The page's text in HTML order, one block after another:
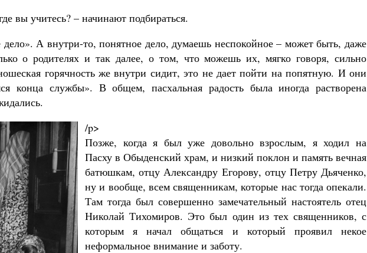
вы учитесь? – начинают подбираться.
А внутри-то, понятное дело, думаешь неспокойное – может быть, даже
о родителях и так далее, о том, что можешь их, мягко говоря, сильно
горячность же внутри сидит, это не дает пойти на попятную. И они
конца службы». В общем, пасхальная радость была иногда растворена
/p>
Позже, когда я был уже довольно взрослым, я ходил на
Пасху в Обыденский храм, и низкий поклон и память вечная
батюшкам, отцу Александру Егорову, отцу Петру Дьяченко,
ну и вообще, всем священникам, которые нас тогда опекали.
Там тогда был совершенно замечательный настоятель отец
Николай Тихомиров. Это был один из тех священников, с
которым я начал общаться и который проявил некое
неформальное внимание и заботу.